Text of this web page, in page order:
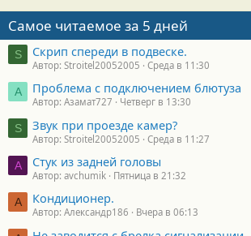
Самое читаемое за 5 дней
S Скрип спереди в подвеске.
Автор: Stroitel20052005 Среда в 11:30
А Проблема с подключением блютуза
Автор: Азамат727 Четверг в 13:30
S Звук при проезде камер?
Автор: Stroitel20052005 Среда в 11:27
A Стук из задней головы
Автор: avchumik Пятница в 21:32
А Кондиционер.
Автор: Александр186 Вчера в 06:13